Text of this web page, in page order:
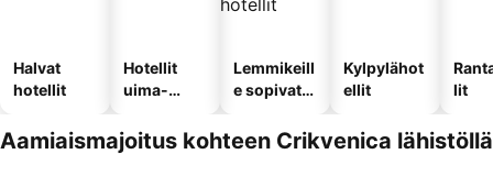
Halvat
hotellit
Hotellit
uima-
Lemmikeill
e sopivat
Kylpylähot
ellit
lit
Aamiaismajoitus kohteen Crikvenica lähistöllä